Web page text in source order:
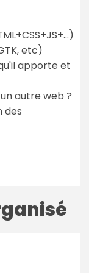
etc)
apporte et
autre web ?
des